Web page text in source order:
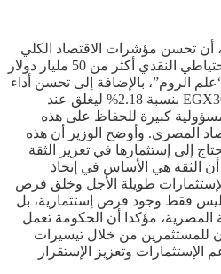
أن تحسن مؤشرات الاقتصاد الكلي
في مصر، بما في ذلك بلوغ الإحتياطي النقدي أكثر من 50 مليار دولار
الروم”، بالإضافة إلى تحسن أداء
سوق المال مع إرتفاع مؤشر EGX30 بنسبة 2.18% ليغلق عند
يعكس مسؤولية كبيرة للحفاظ على هذه
المصري. وأوضح الوزير أن هذه
إلى إستثمارها في تعزيز الثقة
الثقة هي الأساس في إتخاذ
الإستثمارات طويلة الأجل وخلق فرص
فقط وجود فرص إستثمارية، بل
المصرية، مؤكدا أن الحكومة تعمل
للمستثمرين من خلال تيسيرات
وتعزيز الإستقرار